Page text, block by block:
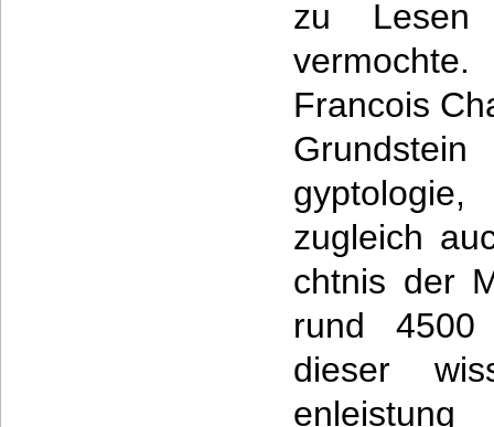
zu Lesen
Francois
zugleich
chtnis der
rund 4500
dieser